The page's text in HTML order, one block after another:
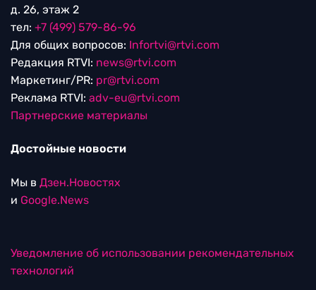
д. 26, этаж 2
тел: +7 (499) 579-86-96
Для общих вопросов: Infortvi@rtvi.com
Редакция RTVI: news@rtvi.com
Маркетинг/PR: pr@rtvi.com
Реклама RTVI: adv-eu@rtvi.com
Партнерские материалы
Достойные новости
Мы в Дзен.Новостях
и Google.News
Уведомление об использовании рекомендательных
технологий